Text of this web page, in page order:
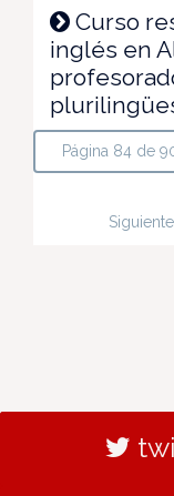
Curso
inglés en
Página 84 de
Siguiente